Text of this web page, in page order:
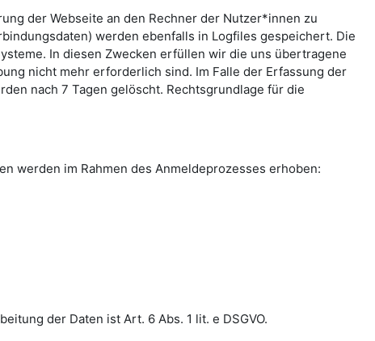
der Webseite an den Rechner der Nutzer*innen zu
werden ebenfalls in Logfiles gespeichert. Die
In diesen Zwecken erfüllen wir die uns übertragene
nicht mehr erforderlich sind. Im Falle der Erfassung der
nach 7 Tagen gelöscht. Rechtsgrundlage für die
werden im Rahmen des Anmeldeprozesses erhoben:
der Daten ist Art. 6 Abs. 1 lit. e DSGVO.